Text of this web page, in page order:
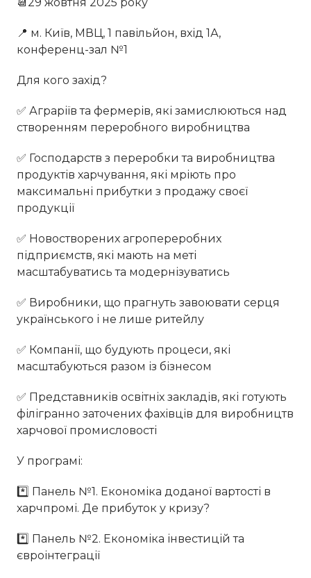
📍 м. Київ, МВЦ, 1 павільйон, вхід 1А,
конференц-зал №1
Для кого захід?
✅ Аграріїв та фермерів, які замислюються над
створенням переробного виробництва
✅ Господарств з переробки та виробництва
продуктів харчування, які мріють про
максимальні прибутки з продажу своєї
продукції
✅ Новостворених агропереробних
підприємств, які мають на меті
масштабуватись та модернізуватись
✅ Виробники, що прагнуть завоювати серця
українського і не лише ритейлу
✅ Компанії, що будують процеси, які
масштабуються разом із бізнесом
✅ Представників освітніх закладів, які готують
філігранно заточених фахівців для виробництв
харчової промисловості
У програмі:
*️⃣ Панель №1. Економіка доданої вартості в
харчпромі. Де прибуток у кризу?
*️⃣ Панель №2. Економіка інвестицій та
євроінтеграції